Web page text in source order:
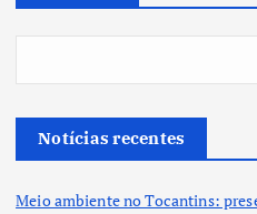
Notícias recentes
Meio ambiente no Tocantins: